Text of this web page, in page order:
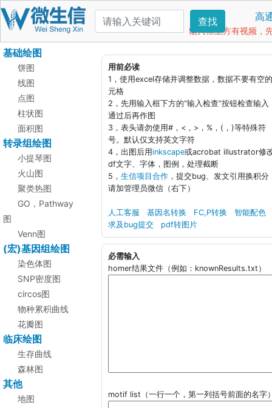
查找 高
输入框上方有视频，
基础绘图
饼图
线图
点图
柱状图
面积图
转录组绘图
小提琴图
火山图
聚类热图
GO，Pathway
图
Venn图
(宏)基因组绘图
染色体图
SNP密度图
circos图
物种累积曲线
花瓣图
临床绘图
生存曲线
森林图
其他
地图
用前必读
1，使用excel存储并调整数据，数据不要有空
元格
2，先用输入框下方的“输入检查”按钮检查输入
通过后再作图
3，表头请勿使用#，<，>，%，(，)等特殊符
号。默认仅支持英文字符
4，出图后用inkscape或acrobat illustrator修
df文字、字体，图例，处理截断
5， 生信项目合作 ，提交bug、发文引用换积分
请加管理员微信（右下）
人工客服 基因名转换 FC,P转换
智能配色
求及bug提交
pdf转图片
必需输入
homer结果文件（例如：knownResults.txt）
motif list（一行一个，第一列括号前面的名字